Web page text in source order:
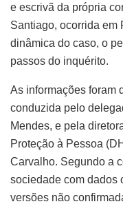
e escrivã da própria
Santiago, ocorrida em
dinâmica do caso, o
passos do inquérito.
As informações foram
conduzida pelo
Mendes, e pela
Proteção à Pessoa
Carvalho. Segundo a
sociedade com dados
versões não